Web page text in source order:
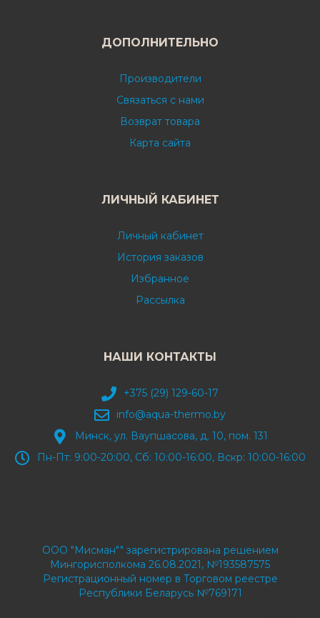
ДОПОЛНИТЕЛЬНО
Производители
Связаться с нами
Возврат товара
Карта сайта
ЛИЧНЫЙ КАБИНЕТ
Личный кабинет
История заказов
Избранное
Рассылка
НАШИ КОНТАКТЫ
+375 (29) 129-60-17
info@aqua-thermo.by
Минск, ул. Ваупшасова, д. 10, пом. 131
Пн-Пт: 9:00-20:00, Сб: 10:00-16:00, Вскр: 10:00-16:00
ООО "Мисман"" зарегистрирована решением
Мингорисполкома 26.08.2021, №193587575
Регистрационный номер в Торговом реестре
Республики Беларусь №769171